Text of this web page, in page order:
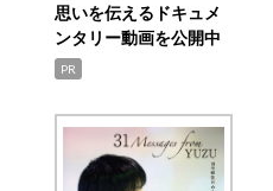
思いを伝えるドキュメ
ンタリー動画を公開中
PR